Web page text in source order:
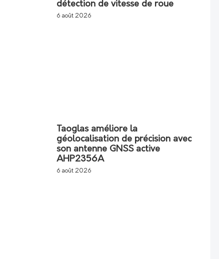
détection de vitesse de roue
6 août 2026
Taoglas améliore la
géolocalisation de précision avec
son antenne GNSS active
AHP2356A
6 août 2026